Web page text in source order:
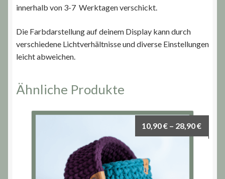
innerhalb von 3-7 Werktagen verschickt.
Die Farbdarstellung auf deinem Display kann durch
verschiedene Lichtverhältnisse und diverse Einstellungen
leicht abweichen.
Ähnliche Produkte
10,90€ – 28,90€
10,90